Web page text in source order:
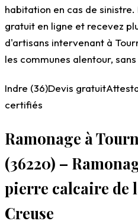
habitation en cas de
gratuit en ligne et recevez
d'artisans intervenant à
les communes alentour,
Indre (36)Devis gratuit
certifiés
Ramonage à
(36220) –
pierre calcaire de
Creuse